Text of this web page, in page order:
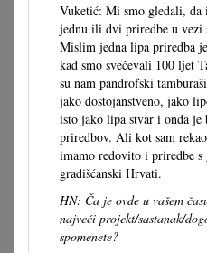
Vuketić: Mi smo gledali, da
jednu ili dvi priredbe u vezi
Mislim jedna lipa priredba
kad smo svečevali 100 ljet
su nam pandrofski
jako dostojanstveno, jako
isto jako lipa stvar i onda
priredbov. Ali kot sam
imamo redovito i priredbe
gradišćanski Hrvati.
HN: Ča je ovde u vašem
najveći projekt/sastanak/
spomenete?